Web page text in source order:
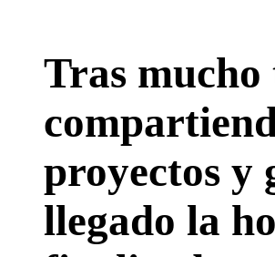
Tras mucho
proyectos y
llegado la